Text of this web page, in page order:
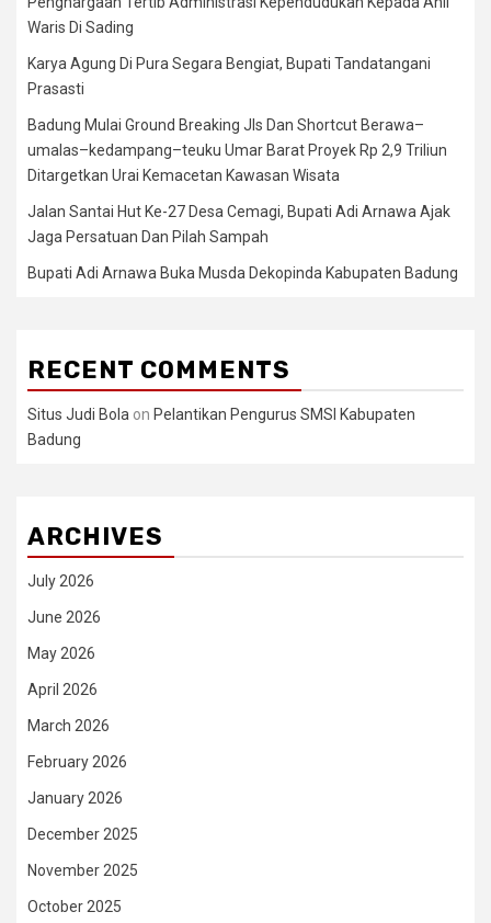
Waris Di Sading
Karya Agung Di Pura Segara Bengiat, Bupati Tandatangani
Prasasti
Badung Mulai Ground Breaking Jls Dan Shortcut Berawa–
umalas–kedampang–teuku Umar Barat Proyek Rp 2,9 Triliun
Ditargetkan Urai Kemacetan Kawasan Wisata
Jalan Santai Hut Ke-27 Desa Cemagi, Bupati Adi Arnawa Ajak
Jaga Persatuan Dan Pilah Sampah
Bupati Adi Arnawa Buka Musda Dekopinda Kabupaten Badung
RECENT COMMENTS
Situs Judi Bola on Pelantikan Pengurus SMSI Kabupaten
Badung
ARCHIVES
July 2026
June 2026
May 2026
April 2026
March 2026
February 2026
January 2026
December 2025
November 2025
October 2025